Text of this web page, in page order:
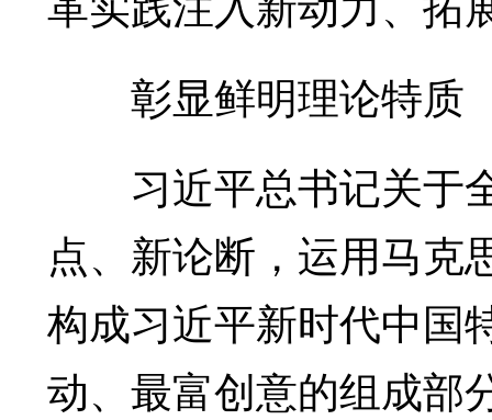
彰显鲜明理论特质
习近平总书记关于
点、新论断，运用马克
构成习近平新时代中国
动、最富创意的组成部